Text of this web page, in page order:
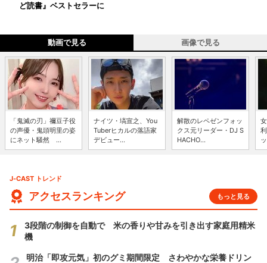
ど読書』ベストセラーに
動画で見る 画像で見る
「鬼滅の刃」禰豆子役
の声優・鬼頭明里の姿
にネット騒然 ...
ナイツ・塙宣之、You
Tuberヒカルの落語家
デビュー...
解散のレペゼンフォッ
クス元リーダー・DJ S
HACHO...
J-CAST トレンド
アクセスランキング もっと見る
3段階の制御を自動で 米の香りや甘みを引き出す家庭用精米
機
明治「即攻元気」初のグミ期間限定 さわやかな栄養ドリン